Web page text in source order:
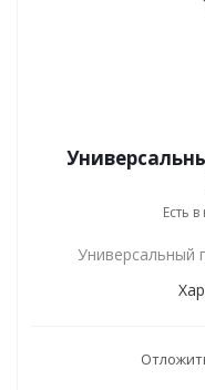
Есть
Универсальный